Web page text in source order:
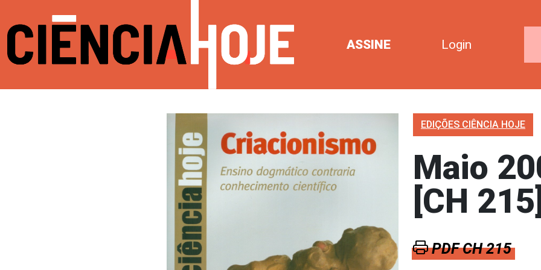
ASSINE Login
EDIÇÕES CIÊNCIA HOJE
Maio
[CH
PDF CH 215